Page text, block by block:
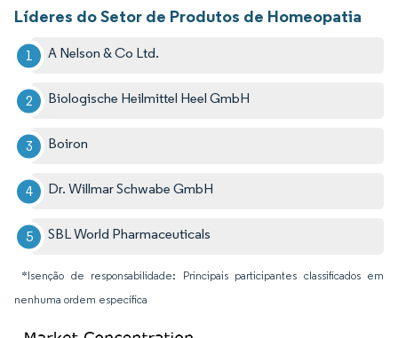
Líderes do Setor de Produtos de Homeopatia
A Nelson & Co Ltd.
Biologische Heilmittel Heel GmbH
Boiron
Dr. Willmar Schwabe GmbH
SBL World Pharmaceuticals
*Isenção de responsabilidade: Principais participantes classificados em
nenhuma ordem específica